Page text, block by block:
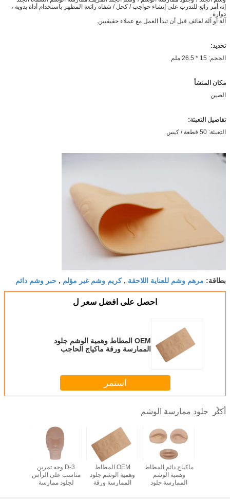
إنه أمر رائع للتدرب على إنشاء حواجب / كحل / شفاه رائعة المظهر باستخدام أداة يدوية ،
دوارة
آلة أو آلة لفائف قبل أن تبدأ العمل مع عملاء حقيقيين.
تحديد:
الحجم: 15 * 26.5 ملم
مكان المنشأ
الصين
تفاصيل التعبئة:
التعبئة: 50 قطعة / كيس
بطاقة: مرهم وشم للعناية اللاحقة ,كريم وشم غير مؤلم , حبر وشم دائم
احصل على افضل سعر ل
OEM المطاط وهمية الوشم جلود
الممارسة ورقة ماكياج الحاجب
استمر
أكثر جلود ممارسة الوشم
3-D وجه تمرين
مناسب على الرأس
لجلود ممارسة
OEM المطاط
وهمية الوشم جلود
الممارسة ورقة
ماكياج دائم المطاط
وهمية الوشم
الممارسة جلود